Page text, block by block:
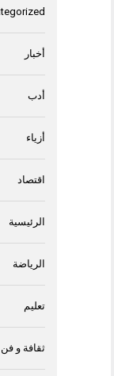
أخبار
أدب
أزياء
اقتصاد
الرئيسية
الرياضة
تعليم
ثقافة و فن